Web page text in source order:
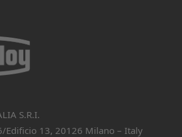
S.R.I.
Edificio 13, 20126 Milano – Italy